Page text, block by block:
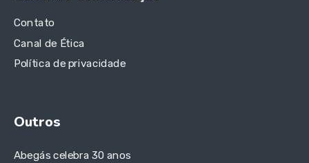
Contato
Canal de Ética
Política de privacidade
Outros
Abegás celebra 30 anos